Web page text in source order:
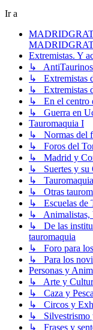
Ir a
Extremistas. Y
↳ AntiTaurinos
↳ Extremistas
↳ Extremistas
↳ En el centro
↳ Guerra en
Tauromaquia I
↳ Normas del
↳ Foros del
↳ Madrid y
↳ Suertes y su
↳
↳ Otras
↳ Escuelas de
↳ Animalistas,
↳ De las
tauromaquia
↳ Foro para los
↳ Para los
Personas y
↳ Arte y
↳ Caza y Pesca
↳ Circos y
↳ Silvestrismo
↳ Frases y